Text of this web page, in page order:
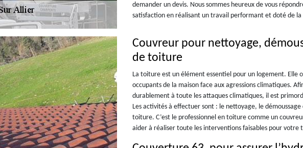
demander un devis. Nous sommes heureux de vous
satisfaction en réalisant un travail performant et doté de
Couvreur pour nettoyage,
de toiture
La toiture est un élément essentiel pour un logement. Elle
occupants de la maison face aux agressions climatiques.
durablement à toute les attaques climatiques, il est
Les activités à effectuer sont : le nettoyage, le
toiture. C’est le professionnel en toiture comme un
aider à réaliser toute les interventions faisables pour votre